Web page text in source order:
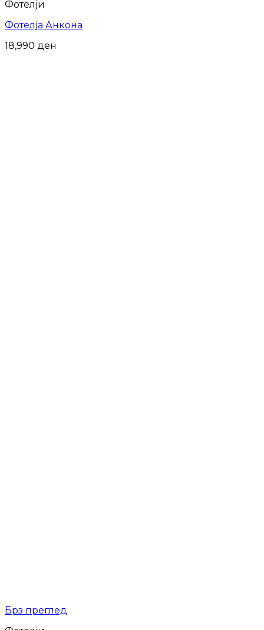
Фотелји
Фотелја Анкона
18,990 ден
Брз преглед